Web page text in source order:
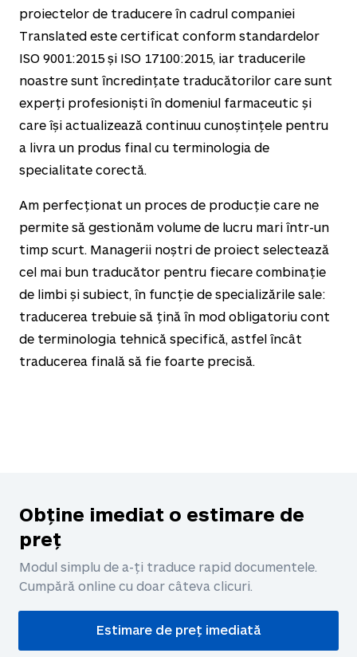
proiectelor de traducere în cadrul companiei
Translated este certificat conform standardelor
ISO 9001:2015 și ISO 17100:2015, iar traducerile
noastre sunt încredințate traducătorilor care sunt
experți profesioniști în domeniul farmaceutic și
care își actualizează continuu cunoștințele pentru
a livra un produs final cu terminologia de
specialitate corectă.
Am perfecționat un proces de producție care ne
permite să gestionăm volume de lucru mari într-un
timp scurt. Managerii noștri de proiect selectează
cel mai bun traducător pentru fiecare combinație
de limbi și subiect, în funcție de specializările sale:
traducerea trebuie să țină în mod obligatoriu cont
de terminologia tehnică specifică, astfel încât
traducerea finală să fie foarte precisă.
Obține imediat o estimare de
preț
Modul simplu de a-ți traduce rapid documentele.
Cumpără online cu doar câteva clicuri.
Estimare de preț imediată